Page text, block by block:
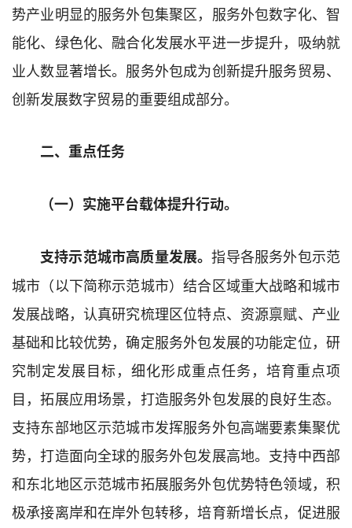
势产业明显的服务外包集聚区， 服务外包数字化、 智
能化、绿色化、融合化发展水平进一步提升， 吸纳就
业人数显著增长。服务外包成为创新提升服务贸易、
创新发展数字贸易的重要组成部分。
二、重点任务
（一）实施平台载体提升行动。
支持示范城市高质量发展。指导各服务外包示范
城市（以下简称示范城市）结合区域重大战略和城市
发展战略， 认真研究梳理区位特点、资源禀赋、产业
基础和比较优势，确定服务外包发展的功能定位，研
究制定发展目标，细化形成重点任务， 培育重点项
目 ，拓展应用场景，打造服务外包发展的良好生态。
支持东部地区示范城市发挥服务外包高端要素集聚优
势，打造面向全球的服务外包发展高地。支持中西部
和东北地区示范城市拓展服务外包优势特色领域，积
极承接离岸和在岸外包转移，培育新增长点，促进服